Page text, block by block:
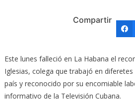
Compartir
Este lunes falleció en La Habana el
Iglesias, colega que trabajó en
país y reconocido por su encomiable
informativo de la Televisión Cubana.